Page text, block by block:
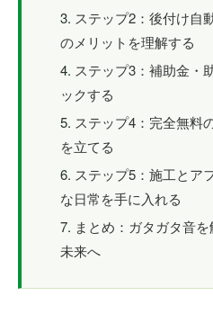
ステップ2：後付け自
のメリットを理解する
ステップ3：補助金・
ックする
ステップ4：完全無料
を立てる
ステップ5：施工とア
な日常を手に入れる
まとめ：ガタガタ音
未来へ